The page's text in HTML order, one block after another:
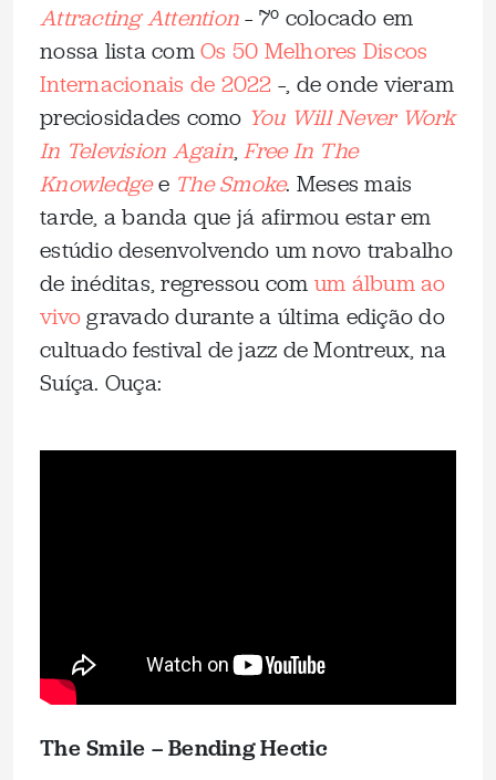
Attracting Attention– 7º colocado em
nossa lista comOs 50 Melhores Discos
Internacionais de 2022 –, de onde vieram
preciosidades como You Will Never Work
In Television Again,Free In The
Knowledgee The Smoke. Meses mais
tarde, a banda que já afirmou estar em
estúdio desenvolvendo um novo trabalho
de inéditas, regressou com um álbum ao
vivogravado durante a última edição do
cultuado festival de jazz de Montreux, na
Suíça. Ouça:
The Smile – Bending Hectic